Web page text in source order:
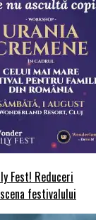
Fest! Reduceri
festivalului